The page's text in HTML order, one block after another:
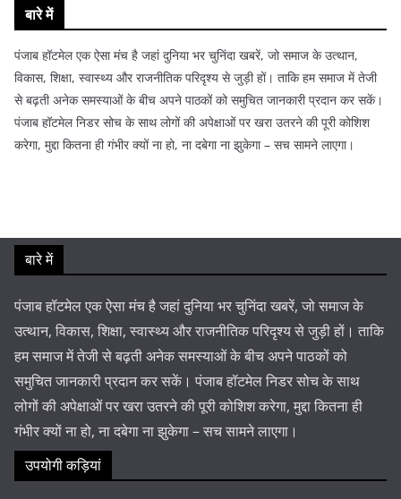
बारे में
पंजाब हॉटमेल एक ऐसा मंच है जहां दुनिया भर चुनिंदा खबरें, जो समाज के उत्थान,
विकास, शिक्षा, स्वास्थ्य और राजनीतिक परिदृश्य से जुड़ी हों। ताकि हम समाज में तेजी
से बढ़ती अनेक समस्याओं के बीच अपने पाठकों को समुचित जानकारी प्रदान कर सकें।
पंजाब हॉटमेल निडर सोच के साथ लोगों की अपेक्षाओं पर खरा उतरने की पूरी कोशिश
करेगा, मुद्दा कितना ही गंभीर क्यों ना हो, ना दबेगा ना झुकेगा – सच सामने लाएगा।
बारे में
पंजाब हॉटमेल एक ऐसा मंच है जहां दुनिया भर चुनिंदा खबरें, जो समाज के
उत्थान, विकास, शिक्षा, स्वास्थ्य और राजनीतिक परिदृश्य से जुड़ी हों। ताकि
हम समाज में तेजी से बढ़ती अनेक समस्याओं के बीच अपने पाठकों को
समुचित जानकारी प्रदान कर सकें। पंजाब हॉटमेल निडर सोच के साथ
लोगों की अपेक्षाओं पर खरा उतरने की पूरी कोशिश करेगा, मुद्दा कितना ही
गंभीर क्यों ना हो, ना दबेगा ना झुकेगा – सच सामने लाएगा।
उपयोगी कड़ियां